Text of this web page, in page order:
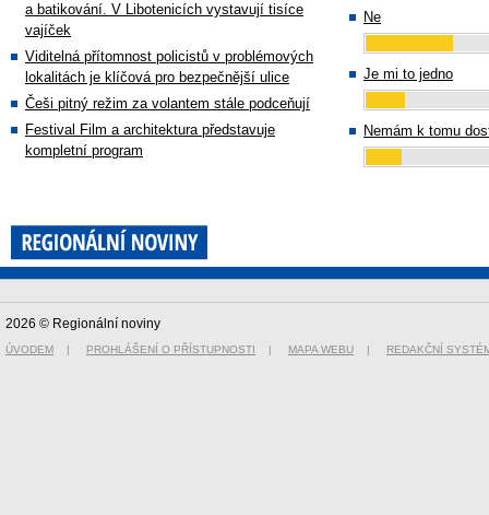
a batikování. V Libotenicích vystavují tisíce
vajíček
Viditelná přítomnost policistů v problémových
lokalitách je klíčová pro bezpečnější ulice
Češi pitný režim za volantem stále podceňují
Festival Film a architektura představuje
kompletní program
Ne
Je mi to jedno
Nemám k tomu
2026 © Regionální noviny
ÚVODEM | PROHLÁŠENÍ O PŘÍSTUPNOSTI | MAPA WEBU | REDAKČNÍ